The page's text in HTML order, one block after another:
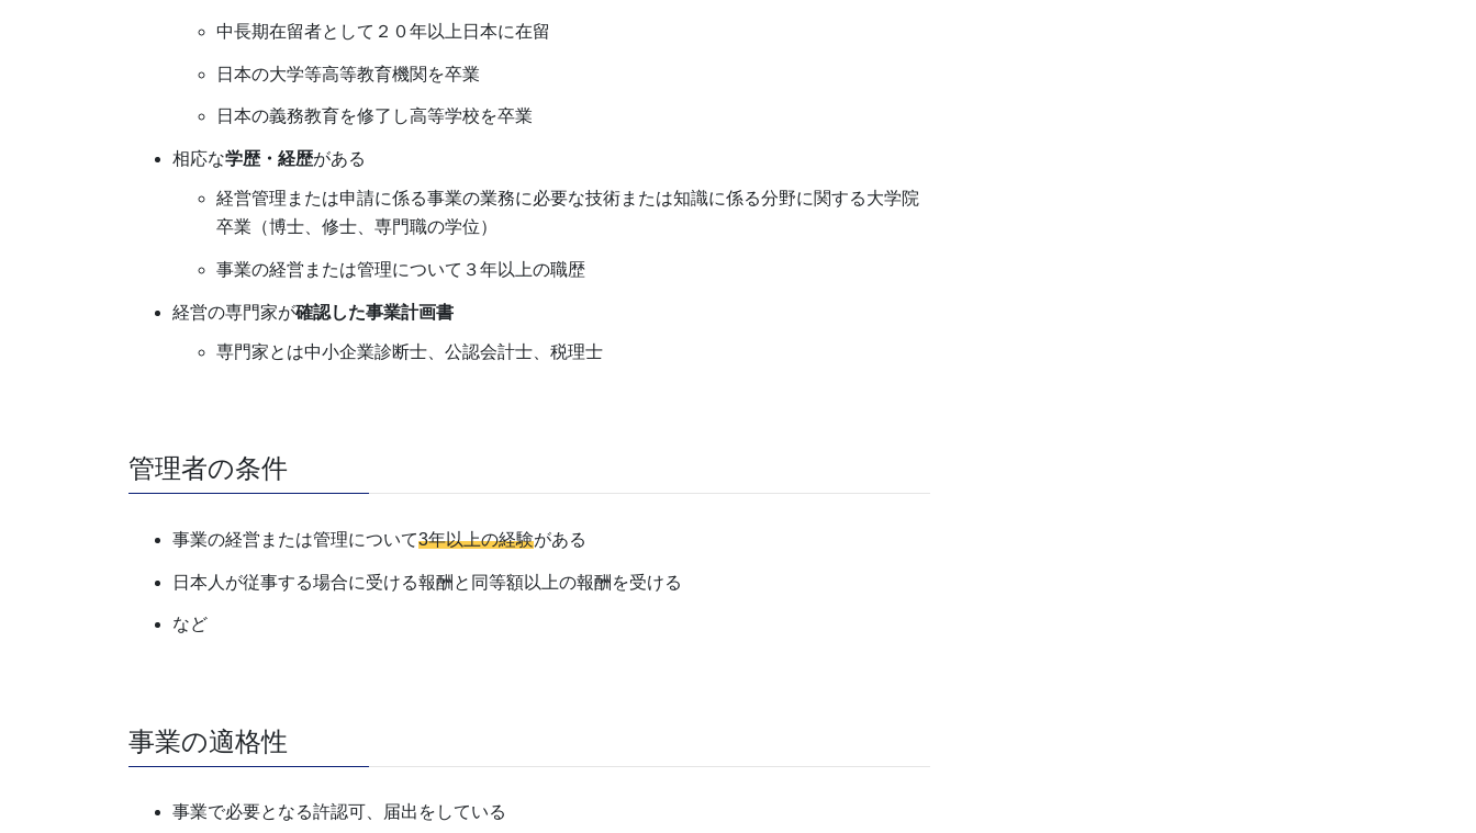
中⾧期在留者として２０年以上日本に在留
日本の大学等高等教育機関を卒業
日本の義務教育を修了し高等学校を卒業
相応な学歴・経歴がある
経営管理または申請に係る事業の業務に必要な技術または知識に係る分野に関する大学院
卒業（博士、修士、専門職の学位）
事業の経営または管理について３年以上の職歴
経営の専門家が確認した事業計画書
専門家とは中小企業診断士、公認会計士、税理士
管理者の条件
事業の経営または管理について3年以上の経験がある
日本人が従事する場合に受ける報酬と同等額以上の報酬を受ける
など
事業の適格性
事業で必要となる許認可、届出をしている